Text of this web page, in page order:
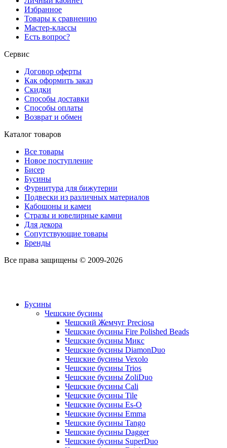
Избранное
Товары к сравнению
Мастер-классы
Есть вопрос?
Сервис
Договор оферты
Как оформить заказ
Скидки
Способы доставки
Способы оплаты
Возврат и обмен
Каталог товаров
Все товары
Новое поступление
Бисер
Бусины
Фурнитура для бижутерии
Подвески из различных материалов
Кабошоны и камеи
Стразы и ювелирные камни
Для декора
Сопутствующие товары
Бренды
Все права защищены © 2009-2026
Бусины
Чешские бусины
Чешский Жемчуг Preciosa
Чешские бусины Fire Polished Beads
Чешские бусины Микс
Чешские бусины DiamonDuo
Чешские бусины Vexolo
Чешские бусины Trios
Чешские бусины ZoliDuo
Чешские бусины Cali
Чешские бусины Tile
Чешские бусины Es-O
Чешские бусины Emma
Чешские бусины Tango
Чешские бусины Dagger
Чешские бусины SuperDuo